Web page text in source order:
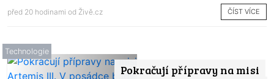
před 20 hodinami od Živě.cz ČÍST VÍCE
Pokračují přípravy na misi
Technologie